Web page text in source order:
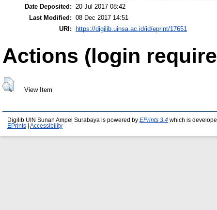
Date Deposited: 20 Jul 2017 08:42
Last Modified: 08 Dec 2017 14:51
URI:
https://digilib.uinsa.ac.id/id/eprint/17651
Actions (login
View Item
Digilib UIN Sunan Ampel Surabaya is powered by EPrints 3.4 which is
EPrints
Accessibility